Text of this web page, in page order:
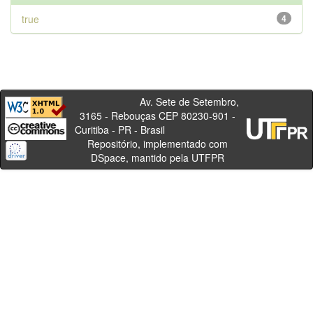
4
true
Av. Sete de Setembro,
3165 - Rebouças CEP 80230-901 -
Curitiba - PR - Brasil
Repositório, implementado com
DSpace, mantido pela UTFPR